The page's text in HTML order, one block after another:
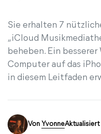
Sie erhalten 7
„iCloud
beheben. Ein besserer
Computer auf das
in diesem Leitfaden
Von YvonneAktualisiert